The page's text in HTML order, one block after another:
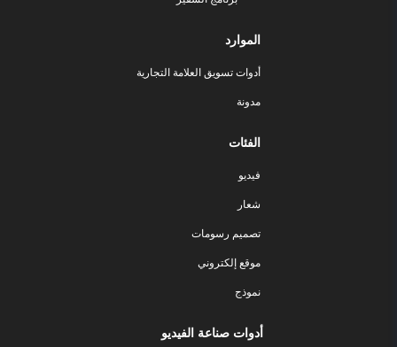
الموارد
أدوات تسويق العلامة التجارية
مدونة
الفئات
فيديو
شعار
تصميم رسومات
موقع إلكتروني
نموذج
أدوات صناعة الفيديو